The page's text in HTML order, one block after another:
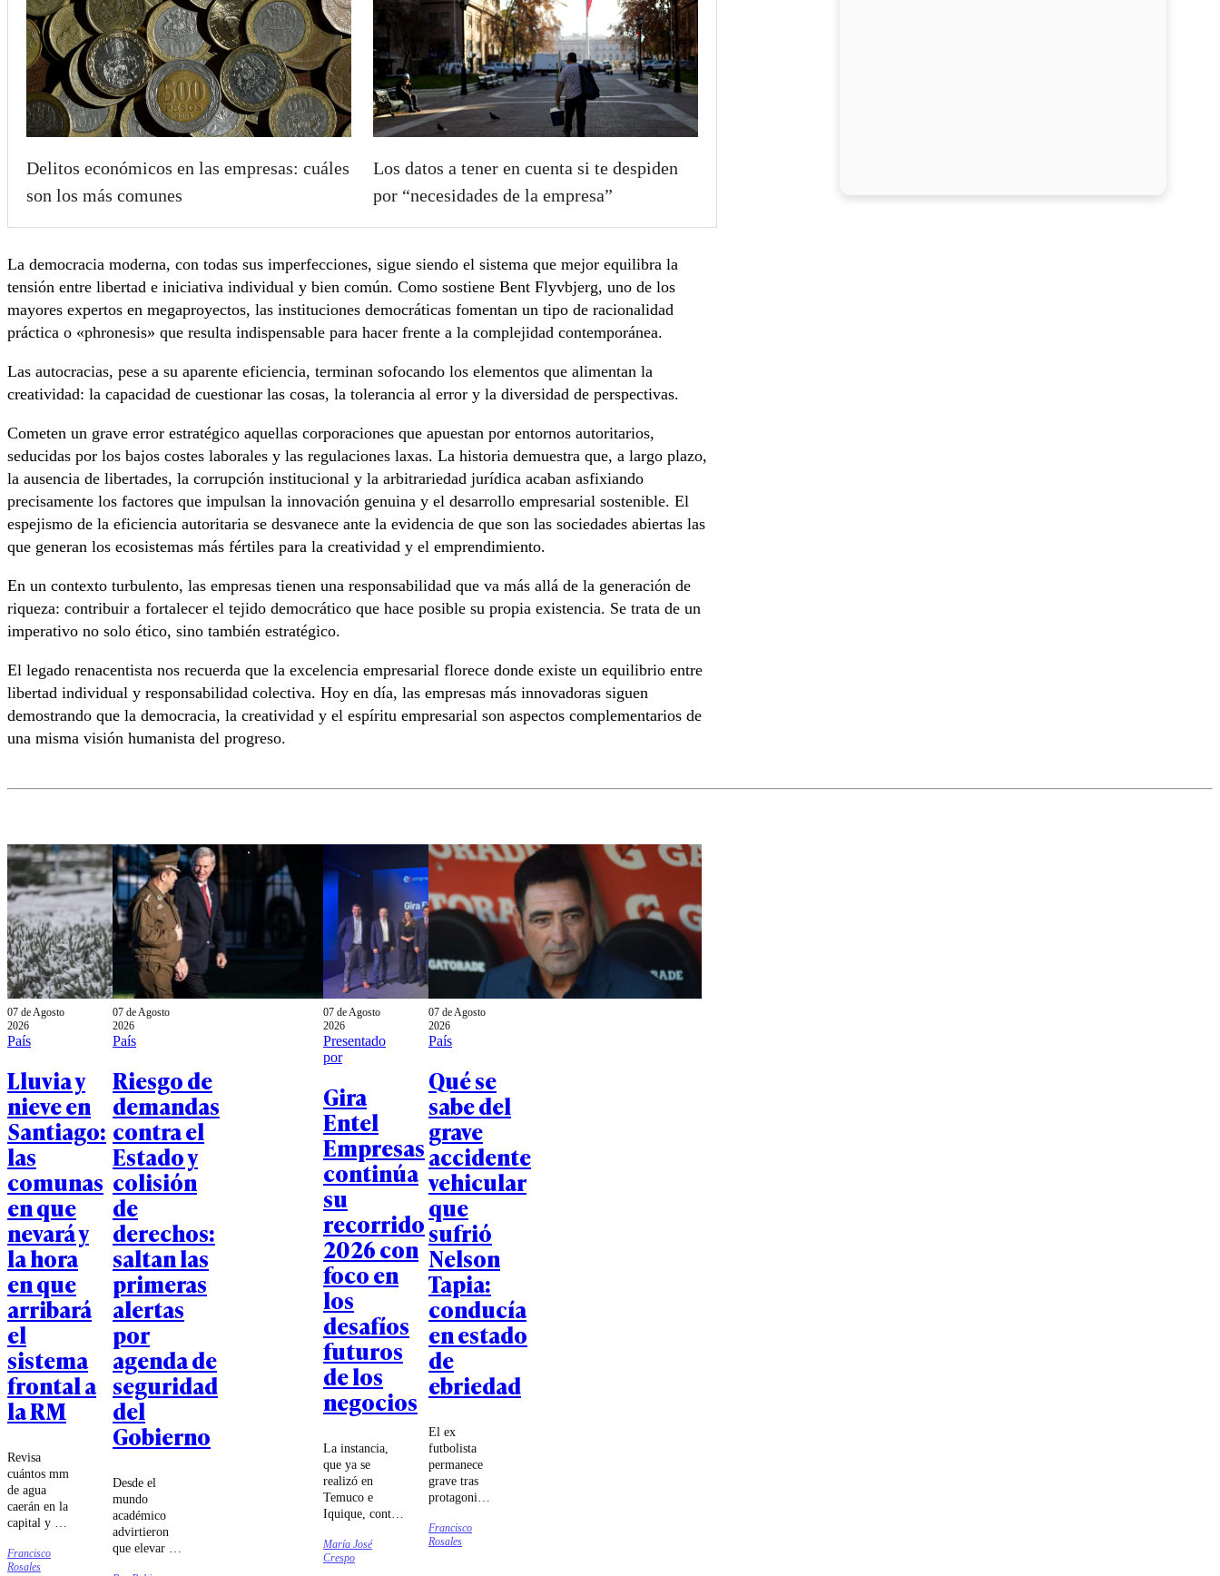
Delitos económicos en las empresas: cuáles
son los más comunes
Los datos a tener en cuenta si te despiden
por “necesidades de la empresa”
La democracia moderna, con todas sus imperfecciones, sigue siendo el sistema que mejor equilibra la
tensión entre libertad e iniciativa individual y bien común. Como sostiene Bent Flyvbjerg, uno de los
mayores expertos en megaproyectos, las instituciones democráticas fomentan un tipo de racionalidad
práctica o «phronesis» que resulta indispensable para hacer frente a la complejidad contemporánea.
Las autocracias, pese a su aparente eficiencia, terminan sofocando los elementos que alimentan la
creatividad: la capacidad de cuestionar las cosas, la tolerancia al error y la diversidad de perspectivas.
Cometen un grave error estratégico aquellas corporaciones que apuestan por entornos autoritarios,
seducidas por los bajos costes laborales y las regulaciones laxas. La historia demuestra que, a largo plazo,
la ausencia de libertades, la corrupción institucional y la arbitrariedad jurídica acaban asfixiando
precisamente los factores que impulsan la innovación genuina y el desarrollo empresarial sostenible. El
espejismo de la eficiencia autoritaria se desvanece ante la evidencia de que son las sociedades abiertas las
que generan los ecosistemas más fértiles para la creatividad y el emprendimiento.
En un contexto turbulento, las empresas tienen una responsabilidad que va más allá de la generación de
riqueza: contribuir a fortalecer el tejido democrático que hace posible su propia existencia. Se trata de un
imperativo no solo ético, sino también estratégico.
El legado renacentista nos recuerda que la excelencia empresarial florece donde existe un equilibrio entre
libertad individual y responsabilidad colectiva. Hoy en día, las empresas más innovadoras siguen
demostrando que la democracia, la creatividad y el espíritu empresarial son aspectos complementarios de
una misma visión humanista del progreso.
07 de Agosto
2026
País
Lluvia y
nieve en
Santiago:
las
comunas
en que
nevará y
la hora
en que
arribará
el
sistema
frontal a
la RM
Revisa
cuántos mm
de agua
caerán en la
capital y las
que podría
nevar
Francisco
Rosales
07 de Agosto
2026
País
Riesgo de
demandas
contra el
Estado y
colisión
de
derechos:
saltan las
primeras
alertas
por
agenda de
seguridad
del
Gobierno
Desde el
mundo
académico
advirtieron
que elevar a
07 de Agosto
2026
Presentado
por
Gira
Entel
Empresas
continúa
su
recorrido
2026 con
foco en
los
desafíos
futuros
de los
negocios
La instancia,
que ya se
realizó en
Temuco e
Iquique, contó
Ignacio Briones
y Katherina
María José
Crespo
07 de Agosto
2026
País
Qué se
sabe del
grave
accidente
vehicular
que
sufrió
Nelson
Tapia:
conducía
en estado
de
ebriedad
El ex
futbolista
permanece
grave tras
protagonizar
accidente de
tránsito en
Francisco
Rosales